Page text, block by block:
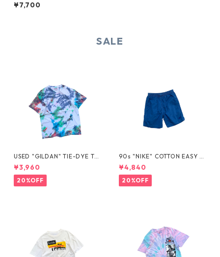
¥7,700
SALE
USED "GILDAN" TIE-DYE TE
E
¥3,960
20%OFF
90s "NIKE" COTTON EASY S
HORTS
¥4,840
20%OFF